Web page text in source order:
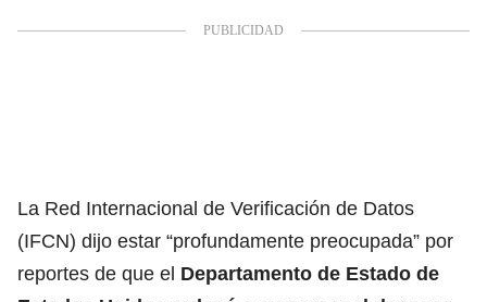
La Red Internacional de Verificación de Datos
(IFCN) dijo estar “profundamente preocupada” por
reportes de que el Departamento de Estado de